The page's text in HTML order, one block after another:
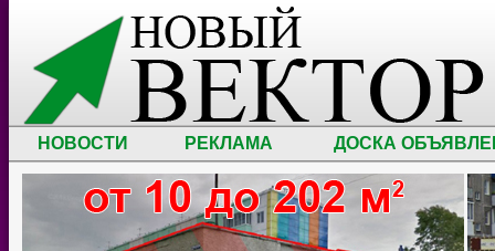
НОВОСТИ РЕКЛАМА ДОСКА